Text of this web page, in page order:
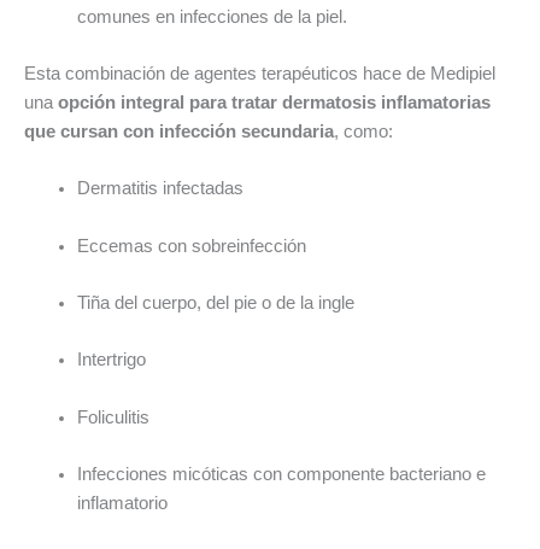
comunes en infecciones de la piel.
Esta combinación de agentes terapéuticos hace de Medipiel
una opción integral para tratar dermatosis inflamatorias
que cursan con infección secundaria, como:
Dermatitis infectadas
Eccemas con sobreinfección
Tiña del cuerpo, del pie o de la ingle
Intertrigo
Foliculitis
Infecciones micóticas con componente bacteriano e
inflamatorio